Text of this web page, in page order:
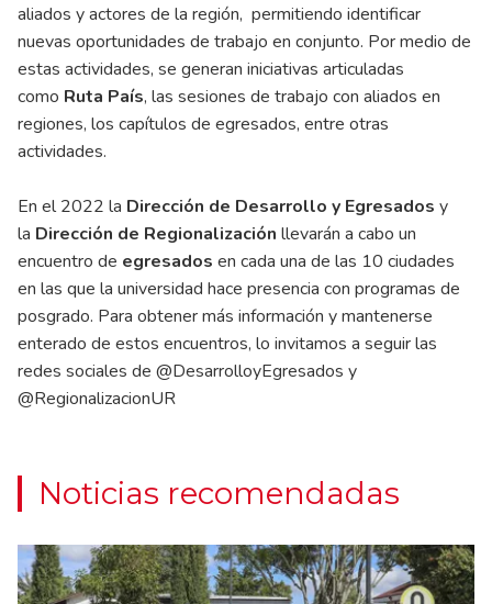
aliados y actores de la región, permitiendo identificar
nuevas oportunidades de trabajo en conjunto. Por medio de
estas actividades, se generan iniciativas articuladas
como Ruta País, las sesiones de trabajo con aliados en
regiones, los capítulos de egresados, entre otras
actividades.
En el 2022 la Dirección de Desarrollo y Egresados y
la Dirección de Regionalización llevarán a cabo un
encuentro de egresados en cada una de las 10 ciudades
en las que la universidad hace presencia con programas de
posgrado. Para obtener más información y mantenerse
enterado de estos encuentros, lo invitamos a seguir las
redes sociales de @DesarrolloyEgresados y
@RegionalizacionUR
Noticias recomendadas